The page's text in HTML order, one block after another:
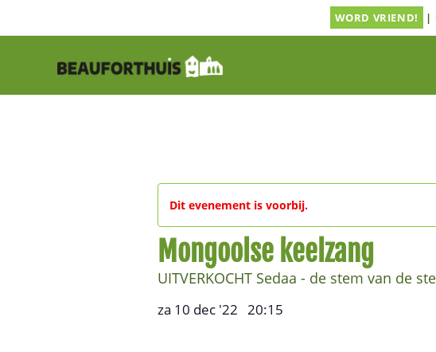
WORD VRIEND! |
Dit evenement is voorbij.
Mongoolse keelzang
UITVERKOCHT Sedaa - de stem van de
za 10 dec '22 20:15